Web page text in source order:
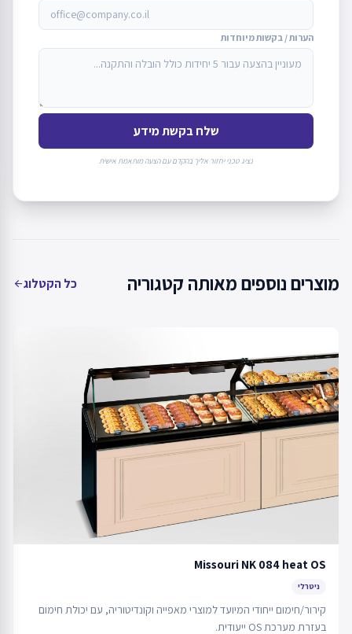
הערות / בקשות מיוחדות
שלח בקשת מידע
נציג טכני יחזור אליך בהקדם עם הצעה מותאמת אישית
מוצרים נוספים מאותה קטגוריה כל הקטלוגarrow_back
Missouri NK 084 heat OS
ניטרלי
קירור/חימום ייחודי המיועד למוצרי מאפייה וקונדיטוריה, עם יכולת חימום
בעזרת מערכת OS ייעודית.